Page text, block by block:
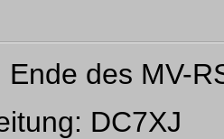
Ende des MV-
DC7XJ